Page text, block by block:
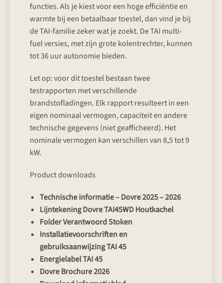
functies. Als je kiest voor een hoge efficiëntie en
warmte bij een betaalbaar toestel, dan vind je bij
de TAI-familie zeker wat je zoekt. De TAI multi-
fuel versies, met zijn grote kolentrechter, kunnen
tot 36 uur autonomie bieden.
Let op: voor dit toestel bestaan twee
testrapporten met verschillende
brandstofladingen. Elk rapport resulteert in een
eigen nominaal vermogen, capaciteit en andere
technische gegevens (niet geafficheerd). Het
nominale vermogen kan verschillen van 8,5 tot 9
kW.
Product downloads
Technische informatie – Dovre 2025 – 2026
Lijntekening Dovre TAI45WD Houtkachel
Folder Verantwoord Stoken
Installatievoorschriften en
gebruiksaanwijzing TAI 45
Energielabel TAI 45
Dovre Brochure 2026